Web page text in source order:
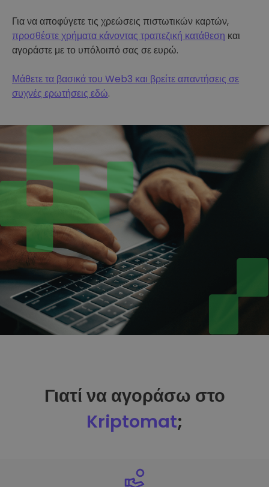
Για να αποφύγετε τις χρεώσεις πιστωτικών καρτών,
προσθέστε χρήματα κάνοντας τραπεζική κατάθεση και
αγοράστε με το υπόλοιπό σας σε ευρώ.
Μάθετε τα βασικά του Web3 και βρείτε απαντήσεις σε
συχνές ερωτήσεις εδώ.
Γιατί να αγοράσω στο
Kriptomat;